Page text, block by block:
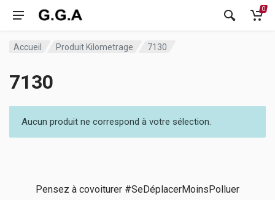
0
Accueil Produit Kilometrage 7130
7130
Aucun produit ne correspond à votre sélection.
Pensez à covoiturer #SeDéplacerMoinsPolluer